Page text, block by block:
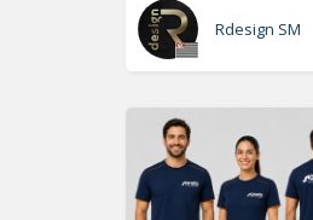
Rdesign SM